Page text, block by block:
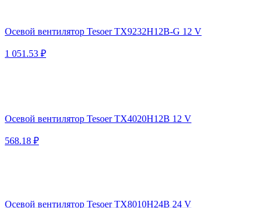
Осевой вентилятор Tesoer TX9232H12B-G 12 V
1 051.53 ₽
Осевой вентилятор Tesoer TX4020H12B 12 V
568.18 ₽
Осевой вентилятор Tesoer TX8010H24B 24 V